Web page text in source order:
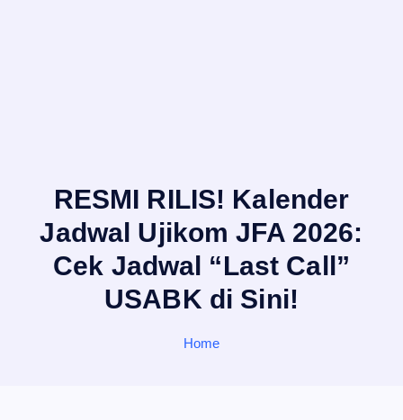
RESMI RILIS! Kalender
Jadwal Ujikom JFA 2026:
Cek Jadwal “Last Call”
USABK di Sini!
Home